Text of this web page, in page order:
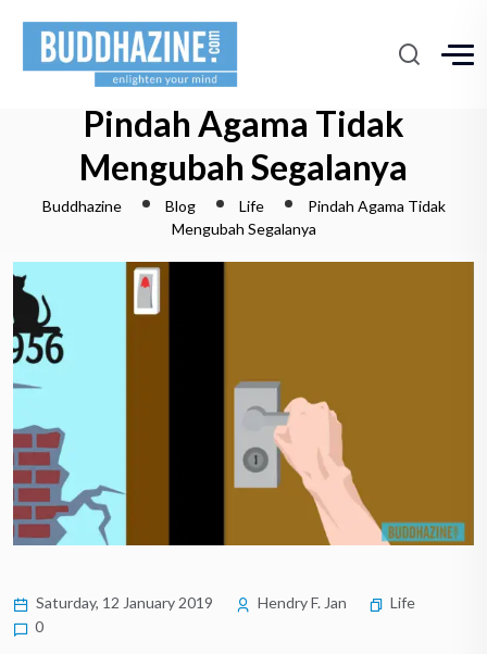
Pindah Agama Tidak
Mengubah Segalanya
Buddhazine Blog Life
Pindah Agama Tidak
Mengubah Segalanya
Saturday, 12 January 2019 Hendry F. Jan
Life
0